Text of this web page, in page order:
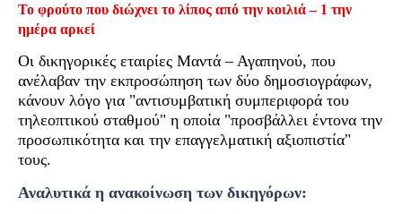
Το φρούτο που διώχνει το λίπος από την κοιλιά – 1 την
ημέρα αρκεί
Οι δικηγορικές εταιρίες Μαντά – Αγαπηνού, που
ανέλαβαν την εκπροσώπηση των δύο δημοσιογράφων,
κάνουν λόγο για "αντισυμβατική συμπεριφορά του
τηλεοπτικού σταθμού" η οποία "προσβάλλει έντονα την
προσωπικότητα και την επαγγελματική αξιοπιστία"
τους.
Αναλυτικά η ανακοίνωση των δικηγόρων: